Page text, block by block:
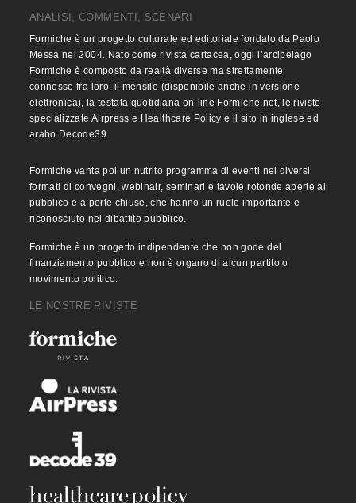
ANALISI, COMMENTI, SCENARI
Formiche è un progetto culturale ed editoriale fondato da Paolo
Messa nel 2004. Nato come rivista cartacea, oggi l’arcipelago
Formiche è composto da realtà diverse ma strettamente
connesse fra loro: il mensile (disponibile anche in versione
elettronica), la testata quotidiana on-line Formiche.net, le riviste
specializzate Airpress e Healthcare Policy e il sito in inglese ed
arabo Decode39.
Formiche vanta poi un nutrito programma di eventi nei diversi
formati di convegni, webinair, seminari e tavole rotonde aperte al
pubblico e a porte chiuse, che hanno un ruolo importante e
riconosciuto nel dibattito pubblico.
Formiche è un progetto indipendente che non gode del
finanziamento pubblico e non è organo di alcun partito o
movimento politico.
LE NOSTRE RIVISTE